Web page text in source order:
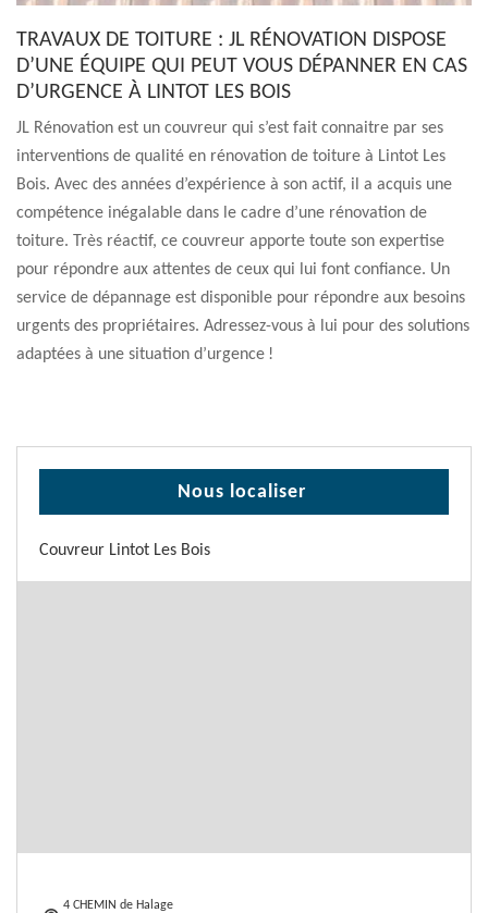
TRAVAUX DE TOITURE : JL RÉNOVATION DISPOSE
D’UNE ÉQUIPE QUI PEUT VOUS DÉPANNER EN CAS
D’URGENCE À LINTOT LES BOIS
JL Rénovation est un couvreur qui s’est fait connaitre par ses
interventions de qualité en rénovation de toiture à Lintot Les
Bois. Avec des années d’expérience à son actif, il a acquis une
compétence inégalable dans le cadre d’une rénovation de
toiture. Très réactif, ce couvreur apporte toute son expertise
pour répondre aux attentes de ceux qui lui font confiance. Un
service de dépannage est disponible pour répondre aux besoins
urgents des propriétaires. Adressez-vous à lui pour des solutions
adaptées à une situation d’urgence !
Nous localiser
Couvreur Lintot Les Bois
4 CHEMIN de Halage